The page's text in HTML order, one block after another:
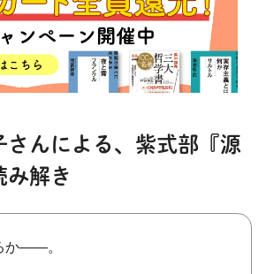
きょうのレシピ
レシピ その他
さんによる、紫式部『源
み解き
か——。